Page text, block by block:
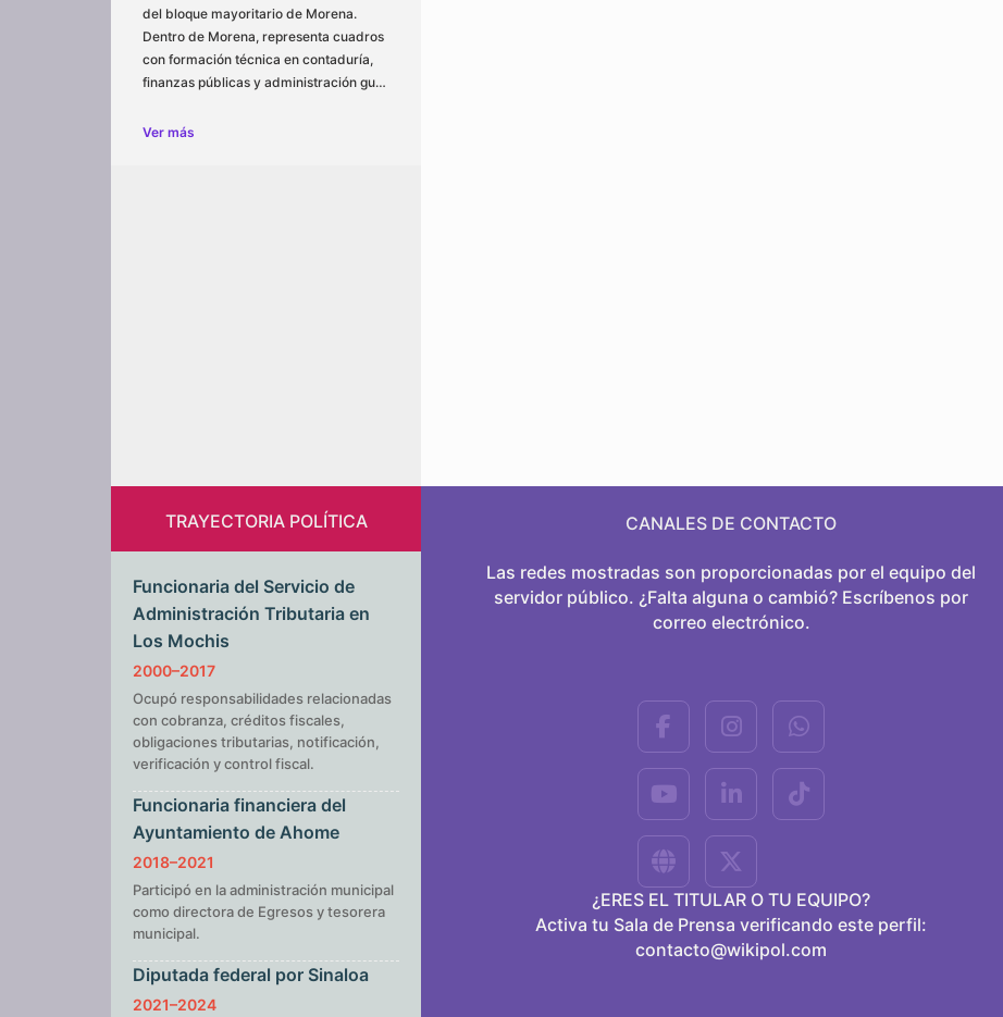
del bloque mayoritario de Morena.
Dentro de Morena, representa cuadros
con formación técnica en contaduría,
finanzas públicas y administración gu…
Ver más
TRAYECTORIA POLÍTICA
Funcionaria del Servicio de
Administración Tributaria en
Los Mochis
2000–2017
Ocupó responsabilidades relacionadas
con cobranza, créditos fiscales,
obligaciones tributarias, notificación,
verificación y control fiscal.
Funcionaria financiera del
Ayuntamiento de Ahome
2018–2021
Participó en la administración municipal
como directora de Egresos y tesorera
municipal.
Diputada federal por Sinaloa
2021–2024
CANALES DE CONTACTO
Las redes mostradas son proporcionadas por el equipo del
servidor público. ¿Falta alguna o cambió? Escríbenos por
correo electrónico.
¿ERES EL TITULAR O TU EQUIPO?
Activa tu Sala de Prensa verificando este perfil:
contacto@wikipol.com